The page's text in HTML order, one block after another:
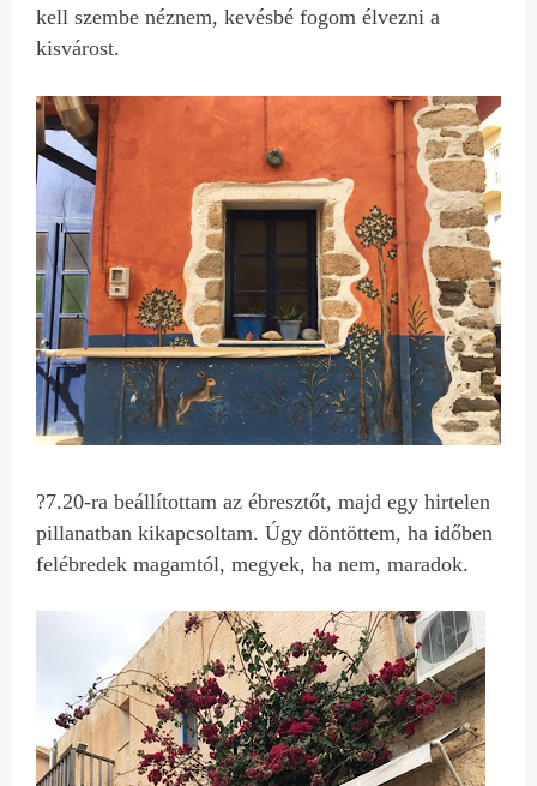
kell szembe néznem, kevésbé fogom élvezni a
kisvárost.
?7.20-ra beállítottam az ébresztőt, majd egy hirtelen
pillanatban kikapcsoltam. Úgy döntöttem, ha időben
felébredek magamtól, megyek, ha nem, maradok.